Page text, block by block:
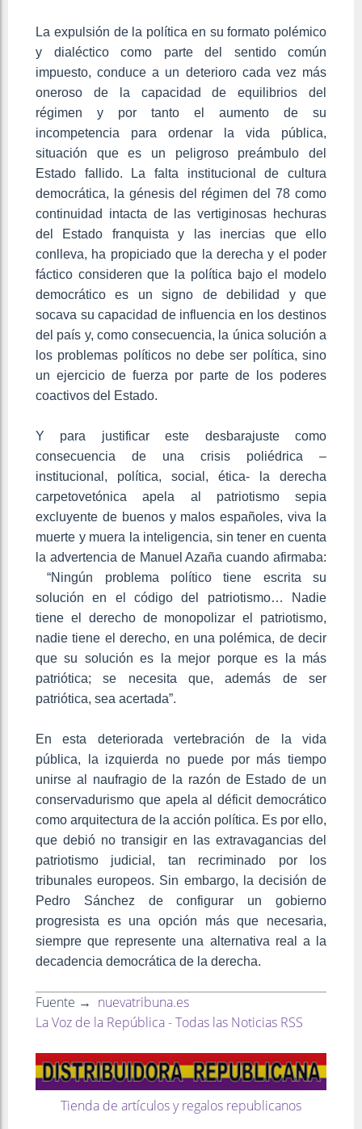
La expulsión de la política en su formato polémico
y dialéctico como parte del sentido común
impuesto, conduce a un deterioro cada vez más
oneroso de la capacidad de equilibrios del
régimen y por tanto el aumento de su
incompetencia para ordenar la vida pública,
situación que es un peligroso preámbulo del
Estado fallido. La falta institucional de cultura
democrática, la génesis del régimen del 78 como
continuidad intacta de las vertiginosas hechuras
del Estado franquista y las inercias que ello
conlleva, ha propiciado que la derecha y el poder
fáctico consideren que la política bajo el modelo
democrático es un signo de debilidad y que
socava su capacidad de influencia en los destinos
del país y, como consecuencia, la única solución a
los problemas políticos no debe ser política, sino
un ejercicio de fuerza por parte de los poderes
coactivos del Estado.
Y para justificar este desbarajuste como
consecuencia de una crisis poliédrica –
institucional, política, social, ética- la derecha
carpetovetónica apela al patriotismo sepia
excluyente de buenos y malos españoles, viva la
muerte y muera la inteligencia, sin tener en cuenta
la advertencia de Manuel Azaña cuando afirmaba:
“Ningún problema político tiene escrita su
solución en el código del patriotismo… Nadie
tiene el derecho de monopolizar el patriotismo,
nadie tiene el derecho, en una polémica, de decir
que su solución es la mejor porque es la más
patriótica; se necesita que, además de ser
patriótica, sea acertada”.
En esta deteriorada vertebración de la vida
pública, la izquierda no puede por más tiempo
unirse al naufragio de la razón de Estado de un
conservadurismo que apela al déficit democrático
como arquitectura de la acción política. Es por ello,
que debió no transigir en las extravagancias del
patriotismo judicial, tan recriminado por los
tribunales europeos. Sin embargo, la decisión de
Pedro Sánchez de configurar un gobierno
progresista es una opción más que necesaria,
siempre que represente una alternativa real a la
decadencia democrática de la derecha.
Fuente → nuevatribuna.es
La Voz de la República - Todas las Noticias RSS
Tienda de artículos y regalos republicanos